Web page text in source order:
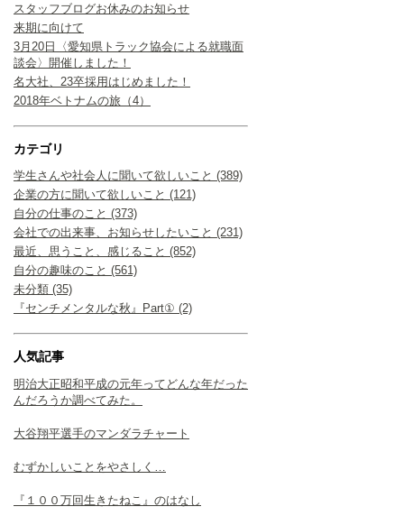
スタッフブログお休みのお知らせ
来期に向けて
3月20日〈愛知県トラック協会による就職面
談会〉開催しました！
名大社、23卒採用はじめました！
2018年ベトナムの旅（4）
カテゴリ
学生さんや社会人に聞いて欲しいこと (389)
企業の方に聞いて欲しいこと (121)
自分の仕事のこと (373)
会社での出来事、お知らせしたいこと (231)
最近、思うこと、感じること (852)
自分の趣味のこと (561)
未分類 (35)
『センチメンタルな秋』Part① (2)
人気記事
明治大正昭和平成の元年ってどんな年だった
んだろうか調べてみた。
大谷翔平選手のマンダラチャート
むずかしいことをやさしく…
『１００万回生きたねこ』のはなし